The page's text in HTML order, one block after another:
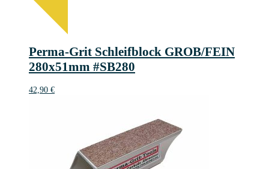
Perma-Grit Schleifblock GROB/FEIN
280x51mm #SB280
42,90 €